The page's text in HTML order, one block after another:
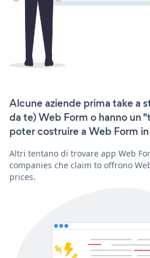
Alcune aziende prima take a
da te) Web Form o hanno un
poter costruire a Web Form
Altri tentano di trovare app Web
companies che claim to offrono
prices.